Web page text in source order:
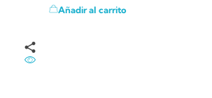
Añadir al carrito